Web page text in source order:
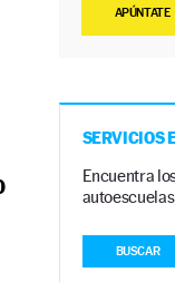
APÚNTATE
SERVICIOS
Encuentra
BUSCAR